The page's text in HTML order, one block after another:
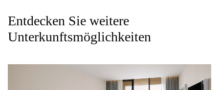
Entdecken Sie weitere
Unterkunftsmöglichkeiten